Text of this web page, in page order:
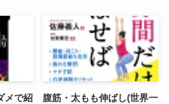
メで紹
腹筋・太もも伸ばし(世界一